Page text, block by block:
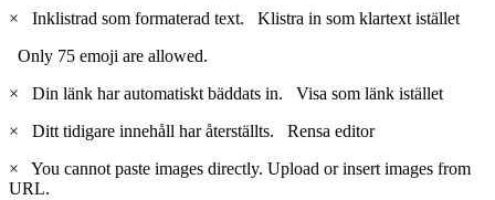
×
Inklistrad som formaterad text. Klistra in som klartext istället
Only 75 emoji are allowed.
×
Din länk har automatiskt bäddats in. Visa som länk istället
×
Ditt tidigare innehåll har återställts. Rensa editor
×
You cannot paste images directly. Upload or insert images from
URL.